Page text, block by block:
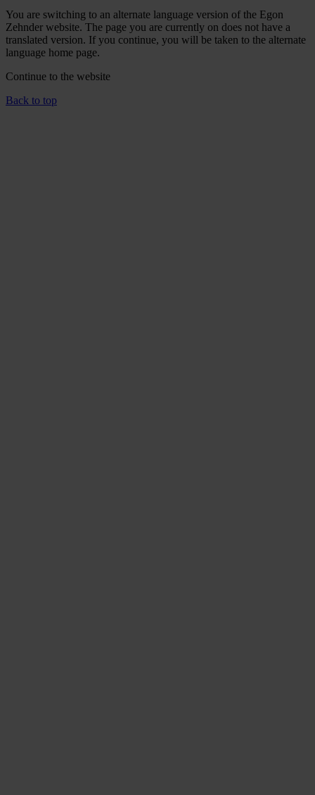
You are switching to an alternate language version of the Egon
Zehnder website. The page you are currently on does not have a
translated version. If you continue, you will be taken to the alternate
language home page.
Continue to the website
Back to top